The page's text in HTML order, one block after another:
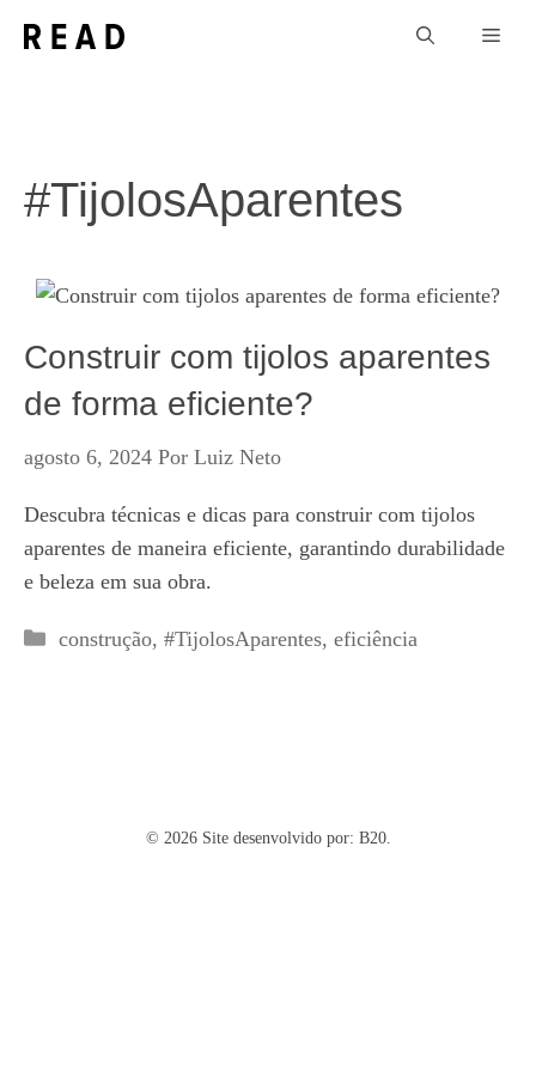
para
#TijolosAparentes
Construir com tijolos aparentes
de forma eficiente?
agosto 6, 2024 Por Luiz Neto
Descubra técnicas e dicas para construir com tijolos
aparentes de maneira eficiente, garantindo durabilidade
e beleza em sua obra.
Categorias
construção, #TijolosAparentes, eficiência
© 2026 Site desenvolvido por: B20.